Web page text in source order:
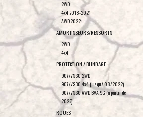
2WD
4x4 2018-2021
AWD 2022+
AMORTISSEURS/RESSORTS
2WD
4x4
PROTECTION / BLINDAGE
907/VS30 2WD
907/VS30 4x4 (jusqu'à 08/2022)
907/VS30 AWD BVA 9G (à partir de
2022)
ROUES